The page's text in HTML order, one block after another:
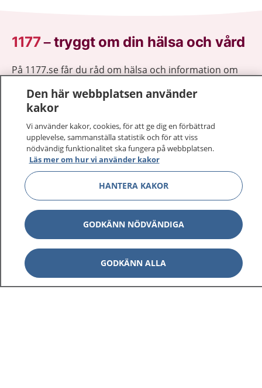
1177–tryggt om din hälsa och vård
På 1177.se får du råd om hälsa och information om
Logga in för att läsa din journal och göra dina
vårdärenden. Ring telefonnummer 1177 för
sjukvårdsrådgivning dygnet runt.
1177 ger dig råd när du vill må bättre.
1177 på flera språk Visa
Om 1177
Kontakt Visa
Den här webbplatsen använder
kakor
Vi använder kakor, cookies, för att ge dig en förbättrad
upplevelse, sammanställa statistik och för att viss
nödvändig funktionalitet ska fungera på webbplatsen.
Läs mer om hur vi använder kakor
HANTERA KAKOR
GODKÄNN NÖDVÄNDIGA
GODKÄNN ALLA